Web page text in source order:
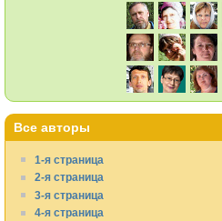
Все авторы
1-я страница
2-я страница
3-я страница
4-я страница